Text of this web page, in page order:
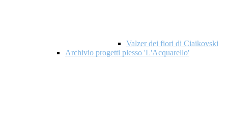
Valzer dei fiori di Ciaikovski
Archivio progetti plesso 'L'Acquarello'